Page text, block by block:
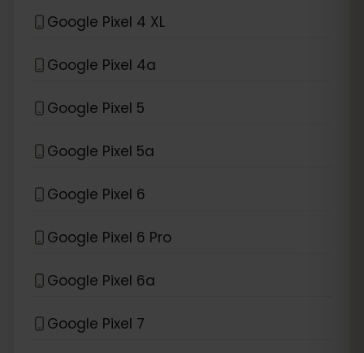
Google Pixel 4 XL
Google Pixel 4a
Google Pixel 5
Google Pixel 5a
Google Pixel 6
Google Pixel 6 Pro
Google Pixel 6a
Google Pixel 7